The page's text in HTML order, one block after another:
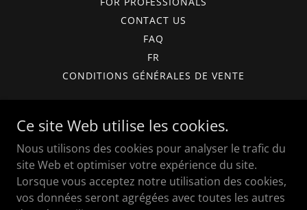
CONTACT US
FAQ
FR
CONDITIONS GÉNÉRALES DE VENTE
Turenne Strategies Inc.
341 Blv. Taschereau
450-984-9283
Ce site Web utilise les cookies.
Nous utilisons des cookies pour analyser le trafic du
site Web et optimiser votre expérience du site.
Lorsque vous acceptez notre utilisation des cookies,
vos données seront agrégées avec toutes les autres